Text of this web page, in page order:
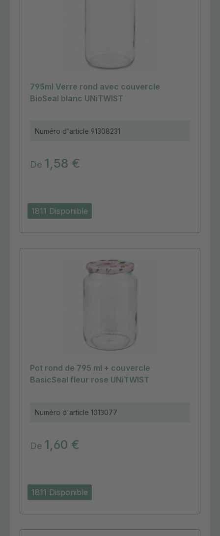
1811 Disponible
795ml Verre rond avec couvercle
BioSeal blanc UNiTWIST
Numéro d'article 91308231
De 1,58 €
1811 Disponible
Pot rond de 795 ml + couvercle
BasicSeal fleur rose UNiTWIST
Numéro d'article 1013077
De 1,60 €